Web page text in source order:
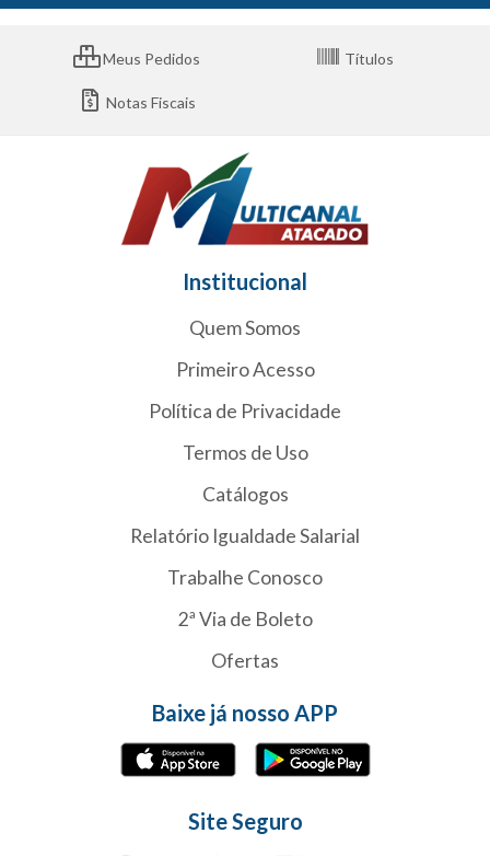
Meus Pedidos Títulos
Notas Fiscais
Institucional
Quem Somos
Primeiro Acesso
Política de Privacidade
Termos de Uso
Catálogos
Relatório Igualdade Salarial
Trabalhe Conosco
2ª Via de Boleto
Ofertas
Baixe já nosso APP
Site Seguro